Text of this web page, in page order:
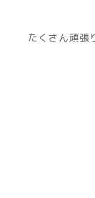
たくさん頑